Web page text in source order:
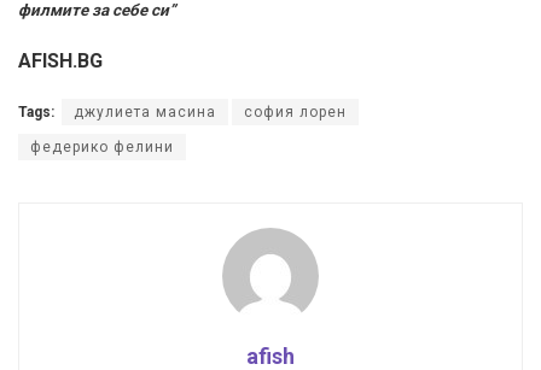
филмите за себе си”
AFISH.BG
Tags: джулиета масина софия лорен
федерико фелини
afish